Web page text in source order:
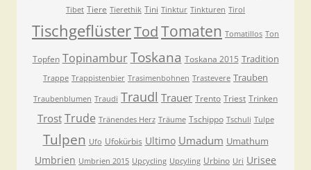
Tibet Tiere Tierethik Tini Tinktur Tinkturen Tirol
TischgeflüsterTodTomaten Tomatillos Ton
Topfen Topinambur Toskana Toskana 2015 Tradition
Trappe Trappistenbier Trasimenbohnen Trastevere Trauben
Traubenblumen Traudi Traudl Trauer Trento Triest Trinken
Trost Trude Tränendes Herz Träume Tschippo Tschuli Tulpe
Tulpen Ufo Ufokürbis Ultimo Umadum Umathum
Umbrien Umbrien 2015 Upcycling Upcyling Urbino Uri Urisee